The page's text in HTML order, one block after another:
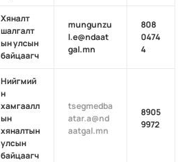
Хяналт
шалгалт
ын улсын
байцаагч
mungunzu
l.e@ndaat
gal.mn
808
0474
4
Нийгмий
н
хамгаалл
ын
хяналтын
улсын
байцаагч
tsegmedba
atar.a@nd
aatgal.mn
8905
9972